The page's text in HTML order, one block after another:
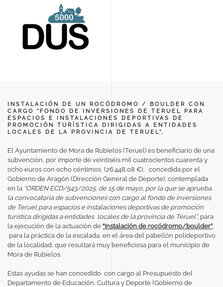
INSTALACIÓN DE UN ROCÓDROMO / BOULDER CON
CARGO “FONDO DE INVERSIONES DE TERUEL PARA
ESPACIOS E INSTALACIONES DEPORTIVAS DE
PROMOCIÓN TURÍSTICA DIRIGIDAS A ENTIDADES
LOCALES DE LA PROVINCIA DE TERUEL”.
El Ayuntamiento de Mora de Rubielos (Teruel) es beneficiario de una
subvención, por importe de veintiséis mil cuatrocientos cuarenta y
ocho euros con ocho céntimos (26.448,08 €), concedida por el
Gobierno de Aragón (Dirección General de Deporte), contemplada
en la “ORDEN ECD/543/2025, de 15 de mayo, por la que se aprueba
la convocatoria de subvenciones con cargo al fondo de inversiones
de Teruel para espacios e instalaciones deportivas de promoción
turística dirigidas a entidades locales de la provincia de Teruel”, para
la ejecución de la actuación de “Instalación de rocódromo/boulder”
para la práctica de la escalada, en el área del pabellón polideportivo
de la localidad, que resultará muy beneficiosa para el municipio de
Mora de Rubielos.
Estas ayudas se han concedido con cargo al Presupuesto del
Departamento de Educación, Cultura y Deporte (Gobierno de